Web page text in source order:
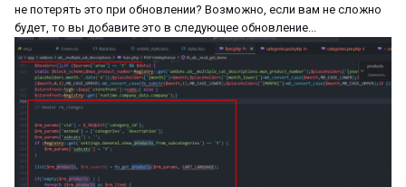
не потерять это при обновлении? Возможно, если вам не сложно
будет, то вы добавите это в следующее обновление...